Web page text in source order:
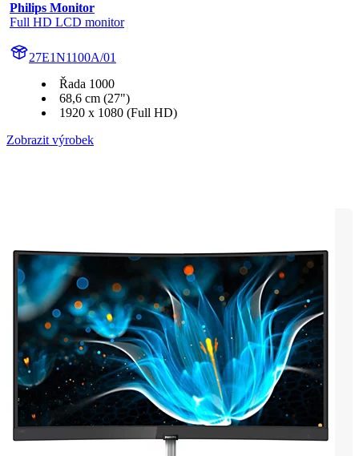
Philips Monitor
Full HD LCD monitor
27E1N1100A/01
Řada 1000
68,6 cm (27")
1920 x 1080 (Full HD)
Zobrazit výrobek